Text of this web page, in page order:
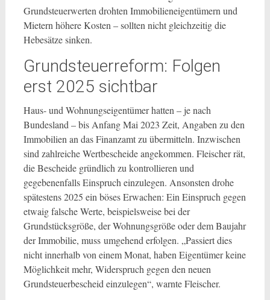
Grundsteuerwerten drohten Immobilieneigentümern und
Mietern höhere Kosten – sollten nicht gleichzeitig die
Hebesätze sinken.
Grundsteuerreform: Folgen
erst 2025 sichtbar
Haus- und Wohnungseigentümer hatten – je nach
Bundesland – bis Anfang Mai 2023 Zeit, Angaben zu den
Immobilien an das Finanzamt zu übermitteln. Inzwischen
sind zahlreiche Wertbescheide angekommen. Fleischer rät,
die Bescheide gründlich zu kontrollieren und
gegebenenfalls Einspruch einzulegen. Ansonsten drohe
spätestens 2025 ein böses Erwachen: Ein Einspruch gegen
etwaig falsche Werte, beispielsweise bei der
Grundstücksgröße, der Wohnungsgröße oder dem Baujahr
der Immobilie, muss umgehend erfolgen. „Passiert dies
nicht innerhalb von einem Monat, haben Eigentümer keine
Möglichkeit mehr, Widerspruch gegen den neuen
Grundsteuerbescheid einzulegen“, warnte Fleischer.